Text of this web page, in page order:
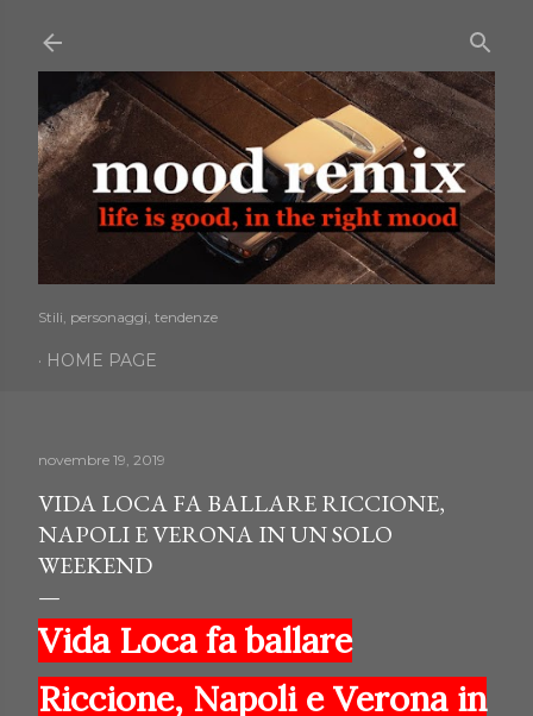
Stili, personaggi, tendenze
HOME PAGE
novembre 19, 2019
VIDA LOCA FA BALLARE RICCIONE,
NAPOLI E VERONA IN UN SOLO
WEEKEND
Vida Loca fa ballare
Riccione, Napoli e Verona in